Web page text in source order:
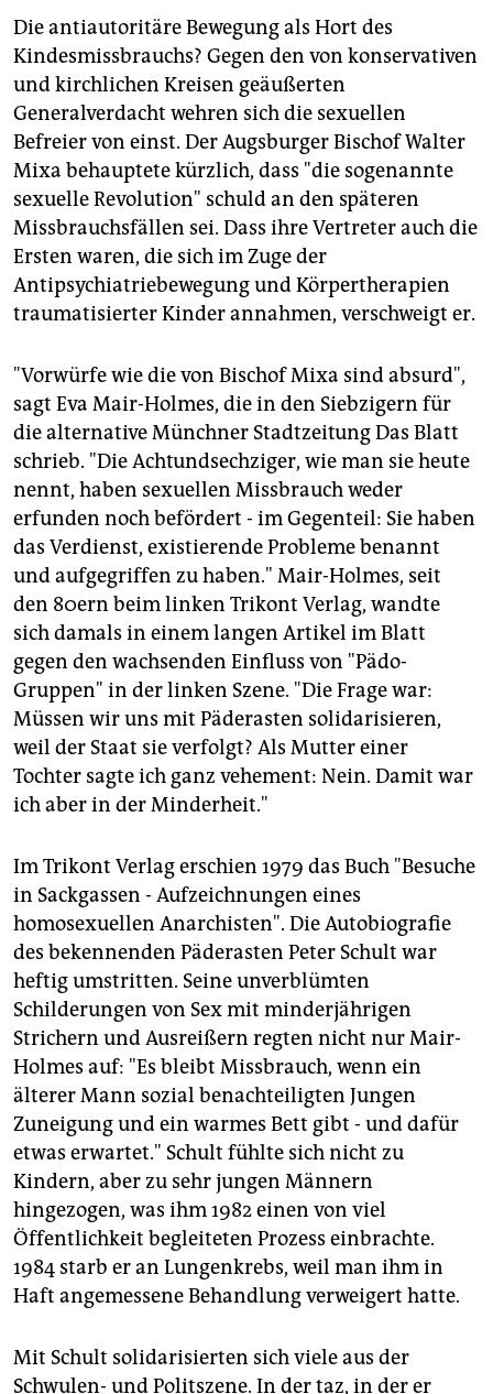
Die antiautoritäre Bewegung als Hort des
Kindesmissbrauchs? Gegen den von konservativen
und kirchlichen Kreisen geäußerten
Generalverdacht wehren sich die sexuellen
Befreier von einst. Der Augsburger Bischof Walter
Mixa behauptete kürzlich, dass "die sogenannte
sexuelle Revolution" schuld an den späteren
Missbrauchsfällen sei. Dass ihre Vertreter auch die
Ersten waren, die sich im Zuge der
Antipsychiatriebewegung und Körpertherapien
traumatisierter Kinder annahmen, verschweigt er.
"Vorwürfe wie die von Bischof Mixa sind absurd",
sagt Eva Mair-Holmes, die in den Siebzigern für
die alternative Münchner Stadtzeitung Das Blatt
schrieb. "Die Achtundsechziger, wie man sie heute
nennt, haben sexuellen Missbrauch weder
erfunden noch befördert - im Gegenteil: Sie haben
das Verdienst, existierende Probleme benannt
und aufgegriffen zu haben." Mair-Holmes, seit
den 80ern beim linken Trikont Verlag, wandte
sich damals in einem langen Artikel im Blatt
gegen den wachsenden Einfluss von "Pädo-
Gruppen" in der linken Szene. "Die Frage war:
Müssen wir uns mit Päderasten solidarisieren,
weil der Staat sie verfolgt? Als Mutter einer
Tochter sagte ich ganz vehement: Nein. Damit war
ich aber in der Minderheit."
Im Trikont Verlag erschien 1979 das Buch "Besuche
in Sackgassen - Aufzeichnungen eines
homosexuellen Anarchisten". Die Autobiografie
des bekennenden Päderasten Peter Schult war
heftig umstritten. Seine unverblümten
Schilderungen von Sex mit minderjährigen
Strichern und Ausreißern regten nicht nur Mair-
Holmes auf: "Es bleibt Missbrauch, wenn ein
älterer Mann sozial benachteiligten Jungen
Zuneigung und ein warmes Bett gibt - und dafür
etwas erwartet." Schult fühlte sich nicht zu
Kindern, aber zu sehr jungen Männern
hingezogen, was ihm 1982 einen von viel
Öffentlichkeit begleiteten Prozess einbrachte.
1984 starb er an Lungenkrebs, weil man ihm in
Haft angemessene Behandlung verweigert hatte.
Mit Schult solidarisierten sich viele aus der
Schwulen- und Politszene. In der taz, in der er